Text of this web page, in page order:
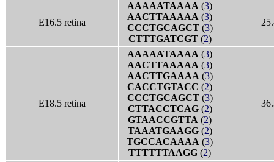
E16.5 retina
AAAAATAAAA (3)
AACTTAAAAA (3)
CCCTGCAGCT(3)
CTTTGATCGT(2)
E18.5 retina
AAAAATAAAA (3)
AACTTAAAAA (3)
AACTTGAAAA (3)
CACCTGTACC (2)
CCCTGCAGCT(3)
CTTACCTCAG(2)
GTAACCGTTA (2)
TAAATGAAGG(2)
TGCCACAAAA (3)
TTTTTTAAGG (2)